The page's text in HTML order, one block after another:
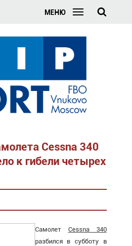
МЕНЮ
Cessna 340
к гибели четырех
Самолет Cessna 340
разбился в субботу в